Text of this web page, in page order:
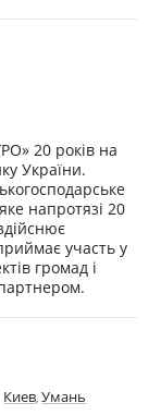
20 років на
України.
напротязі 20
участь у
громад і
Киев,Умань